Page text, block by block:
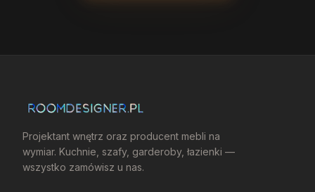
Projektant wnętrz oraz producent mebli na
wymiar. Kuchnie, szafy, garderoby, łazienki —
wszystko zamówisz u nas.